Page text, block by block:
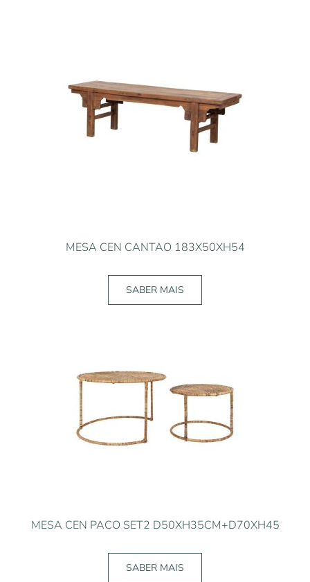
MESA CEN CANTAO 183X50XH54
SABER MAIS
MESA CEN PACO SET2 D50XH35CM+D70XH45
SABER MAIS